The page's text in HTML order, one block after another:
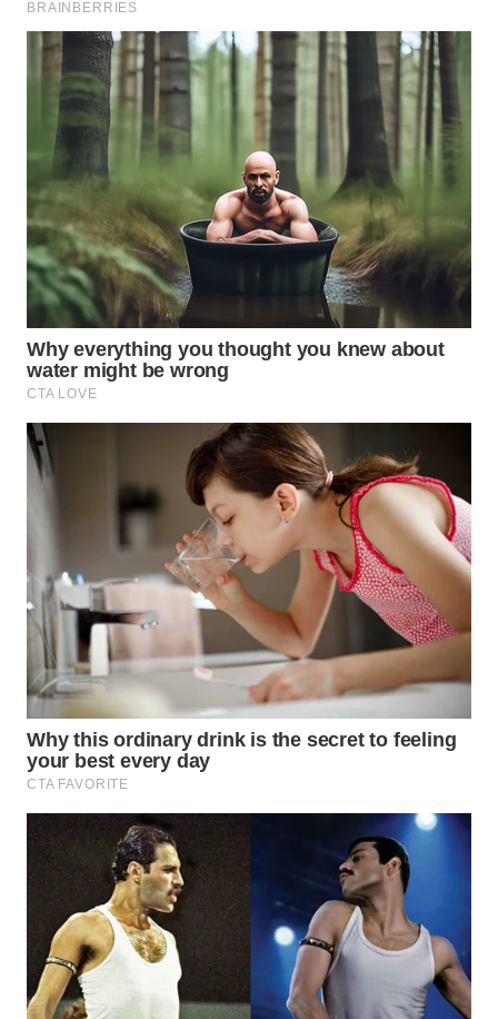
TV
WAHANANEWS
ID
WAHANANEWS
CO ID
WAHANANEWS
NET
WAHANA
SPORT
WAHANA
UMKM
WAHANA
PERSONA
WAHANA
OTOMOTIF
WAHANA
HEALTH
WAHANA
DESA
LAPAK
WAHANA
Wahana